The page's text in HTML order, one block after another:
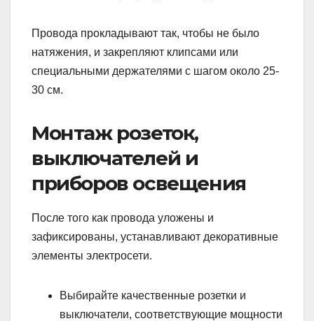
Провода прокладывают так, чтобы не было
натяжения, и закрепляют клипсами или
специальными держателями с шагом около 25-
30 см.
Монтаж розеток,
выключателей и
приборов освещения
После того как провода уложены и
зафиксированы, устанавливают декоративные
элементы электросети.
Выбирайте качественные розетки и
выключатели, соответствующие мощности